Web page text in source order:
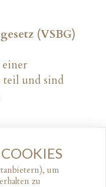
(VSBG)
teil und sind
↑ NACH OBEN
um
zu